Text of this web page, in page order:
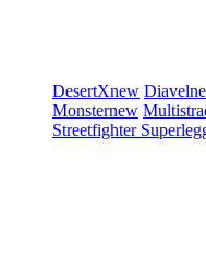
DesertXnew Diavel
Monsternew
Streetfighter